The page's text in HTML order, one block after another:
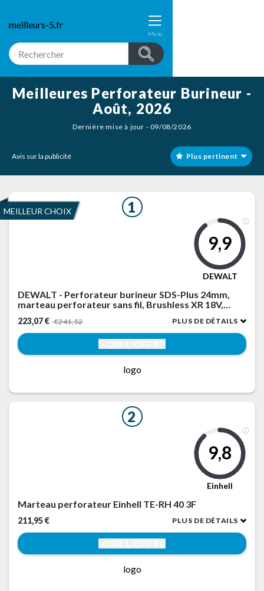
meilleurs-5.fr
Menu
Avis sur la publicité
Meilleures Perforateur Burineur -
Août, 2026
Dernière mise à jour - 09/08/2026
Plus pertinent
1
MEILLEUR CHOIX
9,9
DEWALT
DEWALT - Perforateur burineur SDS-Plus 24mm,
marteau perforateur sans fil, Brushless XR 18V,
223,07 € €241,52 PLUS DE DÉTAILS
logo
2
9,8
Einhell
Marteau perforateur Einhell TE-RH 40 3F
211,95 € PLUS DE DÉTAILS
logo